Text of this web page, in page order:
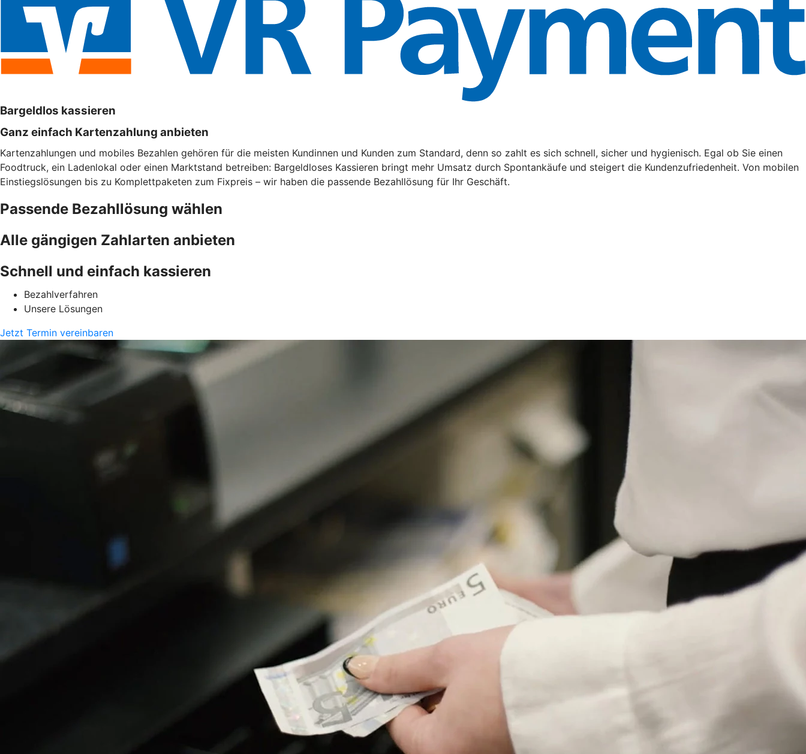
Bargeldlos kassieren
Ganz einfach Kartenzahlung anbieten
Kartenzahlungen und mobiles Bezahlen gehören für die meisten Kundinnen und Kunden zum Standard, denn so zahlt es sich schnell, sicher und hygienisch. Egal ob Sie einen
Foodtruck, ein Ladenlokal oder einen Marktstand betreiben: Bargeldloses Kassieren bringt mehr Umsatz durch Spontankäufe und steigert die Kundenzufriedenheit. Von mobilen
Einstiegslösungen bis zu Komplettpaketen zum Fixpreis – wir haben die passende Bezahllösung für Ihr Geschäft.
Passende Bezahllösung wählen
Alle gängigen Zahlarten anbieten
Schnell und einfach kassieren
Bezahlverfahren
Unsere Lösungen
Jetzt Termin vereinbaren